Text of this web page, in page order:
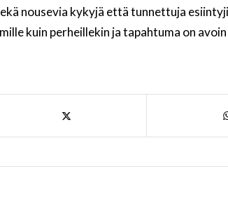
nousevia kykyjä että tunnettuja
kuin perheillekin ja tapahtuma on